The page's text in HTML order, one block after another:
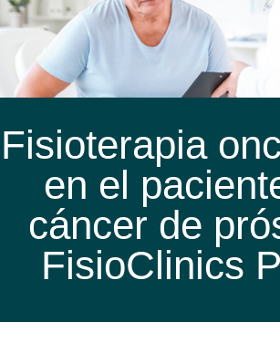
Fisioterapia
en el
cáncer de
FisioClinics